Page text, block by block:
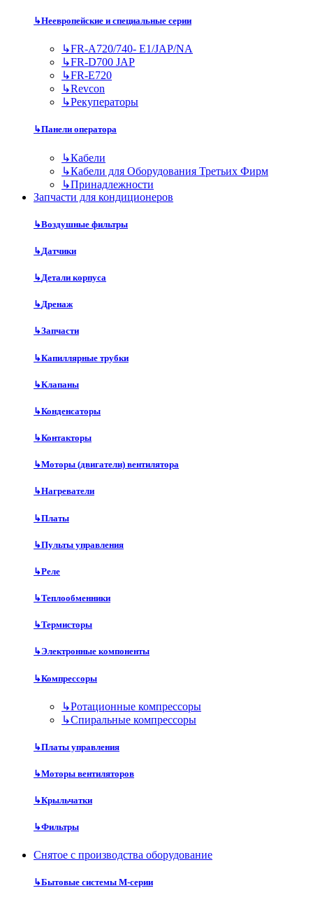
↳Неевропейские и специальные серии
↳FR-A720/740- E1/JAP/NA
↳FR-D700 JAP
↳FR-E720
↳Revcon
↳Рекуператоры
↳Панели оператора
↳Кабели
↳Кабели для Оборудования Третьих Фирм
↳Принадлежности
Запчасти для кондиционеров
↳Воздушные фильтры
↳Датчики
↳Детали корпуса
↳Дренаж
↳Запчасти
↳Капиллярные трубки
↳Клапаны
↳Конденсаторы
↳Контакторы
↳Моторы (двигатели) вентилятора
↳Нагреватели
↳Платы
↳Пульты управления
↳Реле
↳Теплообменники
↳Термисторы
↳Электронные компоненты
↳Компрессоры
↳Ротационные компрессоры
↳Спиральные компрессоры
↳Платы управления
↳Моторы вентиляторов
↳Крыльчатки
↳Фильтры
Снятое с производства оборудование
↳Бытовые системы M-серии